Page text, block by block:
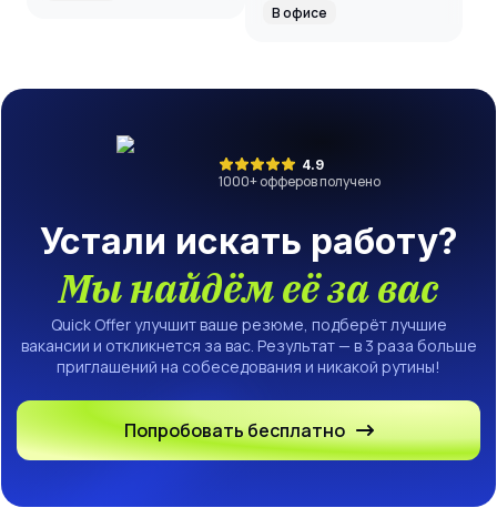
В офисе
4.9
1000+ офферов получено
Устали искать работу?
Мы найдём её за вас
Quick Offer улучшит ваше резюме, подберёт лучшие
вакансии и откликнется за вас. Результат — в 3 раза больше
приглашений на собеседования и никакой рутины!
Попробовать бесплатно